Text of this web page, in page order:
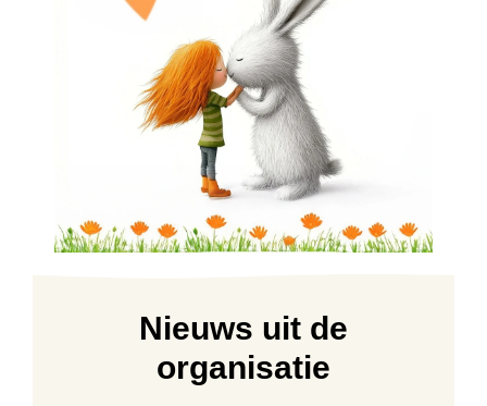
Nieuws uit de
organisatie